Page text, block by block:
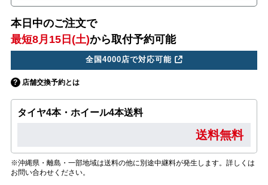
本日中のご注文で
最短8月15日(土)から取付予約可能
全国4000店で対応可能
店舗交換予約とは
タイヤ4本・ホイール4本送料
送料無料
※沖縄県・離島・一部地域は送料の他に別途中継料が発生します。詳しくは
お問い合わせください。